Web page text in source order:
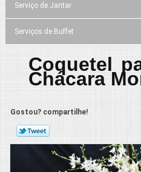
Serviço de Jantar
Serviços de Buffet
Coquetel
Chácara
Gostou? compartilhe!